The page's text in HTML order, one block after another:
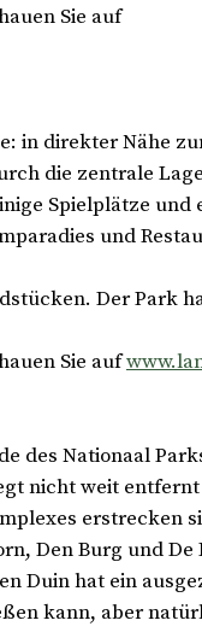
Sie auf
in direkter Nähe
die zentrale
Spielplätze und
und
Der Park
Sie auf
des Nationaal
nicht weit
erstrecken
Den Burg und De
Duin hat ein
kann, aber